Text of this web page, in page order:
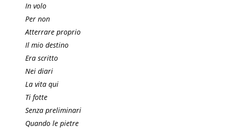
In volo
Per non
Atterrare proprio
Il mio destino
Era scritto
Nei diari
La vita qui
Ti fotte
Senza preliminari
Quando le pietre